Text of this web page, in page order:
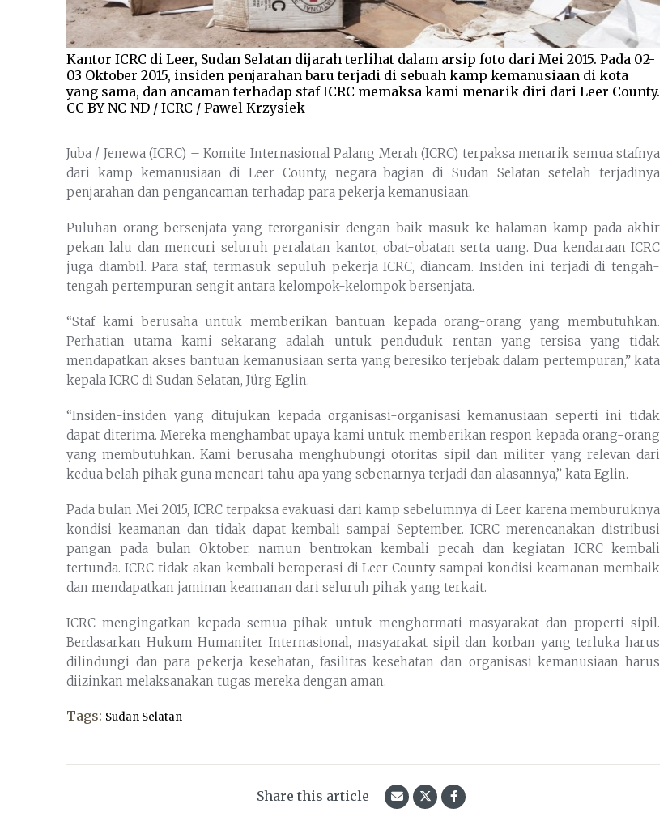
Kantor ICRC di Leer, Sudan Selatan dijarah terlihat dalam arsip foto dari Mei 2015. Pada 02-
03 Oktober 2015, insiden penjarahan baru terjadi di sebuah kamp kemanusiaan di kota
yang sama, dan ancaman terhadap staf ICRC memaksa kami menarik diri dari Leer County.
CC BY-NC-ND / ICRC / Pawel Krzysiek
Juba / Jenewa (ICRC) – Komite Internasional Palang Merah (ICRC) terpaksa menarik semua stafnya
dari kamp kemanusiaan di Leer County, negara bagian di Sudan Selatan setelah terjadinya
penjarahan dan pengancaman terhadap para pekerja kemanusiaan.
Puluhan orang bersenjata yang terorganisir dengan baik masuk ke halaman kamp pada akhir
pekan lalu dan mencuri seluruh peralatan kantor, obat-obatan serta uang. Dua kendaraan ICRC
juga diambil. Para staf, termasuk sepuluh pekerja ICRC, diancam. Insiden ini terjadi di tengah-
tengah pertempuran sengit antara kelompok-kelompok bersenjata.
“Staf kami berusaha untuk memberikan bantuan kepada orang-orang yang membutuhkan.
Perhatian utama kami sekarang adalah untuk penduduk rentan yang tersisa yang tidak
mendapatkan akses bantuan kemanusiaan serta yang beresiko terjebak dalam pertempuran,” kata
kepala ICRC di Sudan Selatan, Jürg Eglin.
“Insiden-insiden yang ditujukan kepada organisasi-organisasi kemanusiaan seperti ini tidak
dapat diterima. Mereka menghambat upaya kami untuk memberikan respon kepada orang-orang
yang membutuhkan. Kami berusaha menghubungi otoritas sipil dan militer yang relevan dari
kedua belah pihak guna mencari tahu apa yang sebenarnya terjadi dan alasannya,” kata Eglin.
Pada bulan Mei 2015, ICRC terpaksa evakuasi dari kamp sebelumnya di Leer karena memburuknya
kondisi keamanan dan tidak dapat kembali sampai September. ICRC merencanakan distribusi
pangan pada bulan Oktober, namun bentrokan kembali pecah dan kegiatan ICRC kembali
tertunda. ICRC tidak akan kembali beroperasi di Leer County sampai kondisi keamanan membaik
dan mendapatkan jaminan keamanan dari seluruh pihak yang terkait.
ICRC mengingatkan kepada semua pihak untuk menghormati masyarakat dan properti sipil.
Berdasarkan Hukum Humaniter Internasional, masyarakat sipil dan korban yang terluka harus
dilindungi dan para pekerja kesehatan, fasilitas kesehatan dan organisasi kemanusiaan harus
diizinkan melaksanakan tugas mereka dengan aman.
Tags: Sudan Selatan
Share this article